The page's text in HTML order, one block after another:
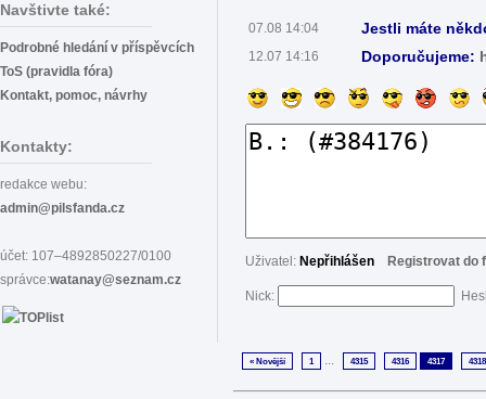
Navštivte také:
Podrobné hledání v příspěvcích
ToS (pravidla fóra)
Kontakt, pomoc, návrhy
Kontakty:
redakce webu:
admin@pilsfanda.cz
účet: 107–4892850227/0100
správce:watanay@seznam.cz
07.08 14:04 Jestli máte
12.07 14:16 Doporučujeme:
Uživatel: Nepřihlášen Registrovat do
Nick:
« Novější 1 ... 4315 4316 4317 4318